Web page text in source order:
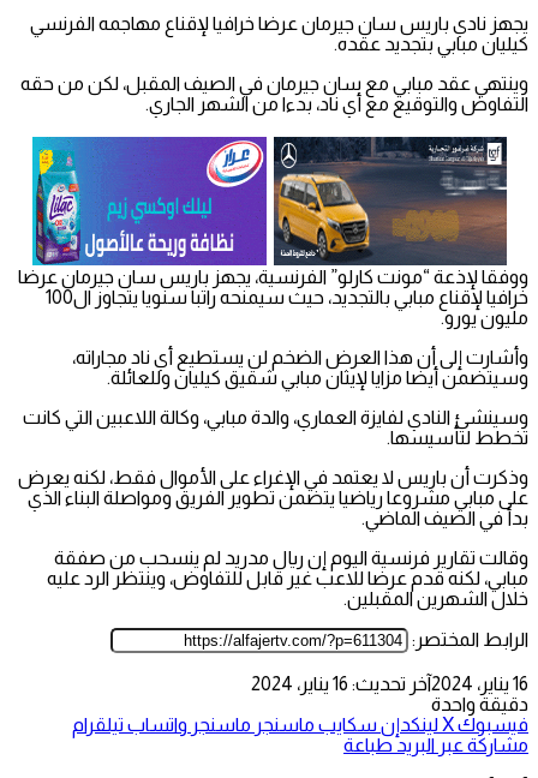
يجهز نادي باريس سان جيرمان عرضا خرافيا لإقناع مهاجمه الفرنسي
كيليان مبابي بتجديد عقده.
وينتهي عقد مبابي مع سان جيرمان في الصيف المقبل، لكن من حقه
التفاوض والتوقيع مع أي ناد، بدءا من الشهر الجاري.
ووفقا لإذعة “مونت كارلو” الفرنسية، يجهز باريس سان جيرمان عرضا
خرافيا لإقناع مبابي بالتجديد، حيث سيمنحه راتبا سنويا يتجاوز ال100
مليون يورو.
وأشارت إلى أن هذا العرض الضخم لن يستطيع أي ناد مجاراته،
وسيتضمن أيضا مزايا لإيثان مبابي شقيق كيليان وللعائلة.
وسينشئ النادي لفايزة العماري، والدة مبابي، وكالة اللاعبين التي كانت
تخطط لتأسيسها.
وذكرت أن باريس لا يعتمد في الإغراء على الأموال فقط، لكنه يعرض
على مبابي مشروعا رياضيا يتضمن تطوير الفريق ومواصلة البناء الذي
بدأ في الصيف الماضي.
وقالت تقارير فرنسية اليوم إن ريال مدريد لم ينسحب من صفقة
مبابي، لكنه قدم عرضا للاعب غير قابل للتفاوض، وينتظر الرد عليه
خلال الشهرين المقبلين.
الرابط المختصر:
16 يناير، 2024
آخر تحديث: 16 يناير، 2024
دقيقة واحدة
فيسبوك‫Xلينكدإن سكايب ماسنجر ماسنجر واتساب تيلقرام
مشاركة عبر البريد طباعة